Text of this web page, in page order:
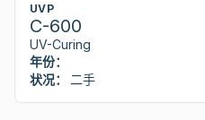
UVP
C-600
UV-Curing
年份：
状况：
二手